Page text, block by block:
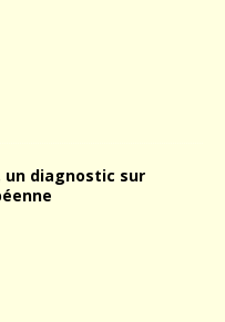
un diagnostic sur